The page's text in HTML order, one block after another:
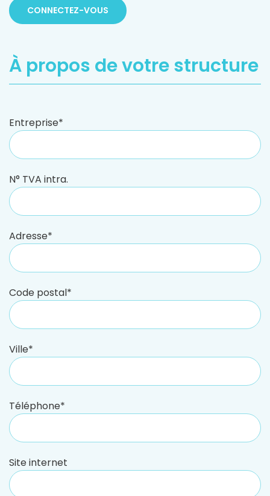
CONNECTEZ-VOUS
À propos de votre structure
Entreprise*
N° TVA intra.
Adresse*
Code postal*
Ville*
Téléphone*
Site internet